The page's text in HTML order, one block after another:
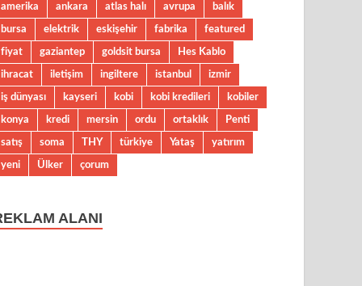
amerika
ankara atlas halı avrupa
balık
bursa
elektrik eskişehir fabrika
featured
fiyat
gaziantep goldsit bursa
Hes Kablo
ihracat
iletişim ingiltere istanbul
izmir
iş dünyası
kayseri kobi kobi kredileri
kobiler
konya
kredi mersin ordu ortaklık
Penti
satış
soma THY türkiye Yataş
yatırım
yeni
Ülker çorum
ALANI